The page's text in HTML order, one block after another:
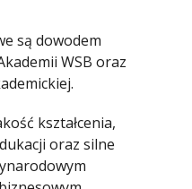
są dowodem
WSB oraz
kształcenia,
oraz silne